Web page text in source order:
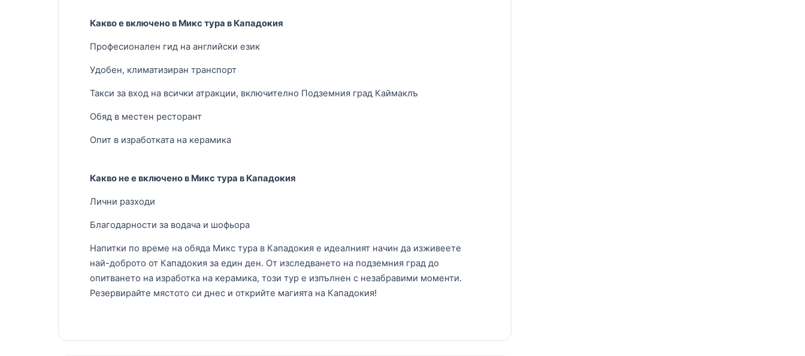
Какво е включено в Микс тура в Кападокия
Професионален гид на английски език
Удобен, климатизиран транспорт
Такси за вход на всички атракции, включително Подземния град Каймаклъ
Обяд в местен ресторант
Опит в изработката на керамика
Какво не е включено в Микс тура в Кападокия
Лични разходи
Благодарности за водача и шофьора
Напитки по време на обяда Микс тура в Кападокия е идеалният начин да изживеете
най-доброто от Кападокия за един ден. От изследването на подземния град до
опитването на изработка на керамика, този тур е изпълнен с незабравими моменти.
Резервирайте мястото си днес и открийте магията на Кападокия!